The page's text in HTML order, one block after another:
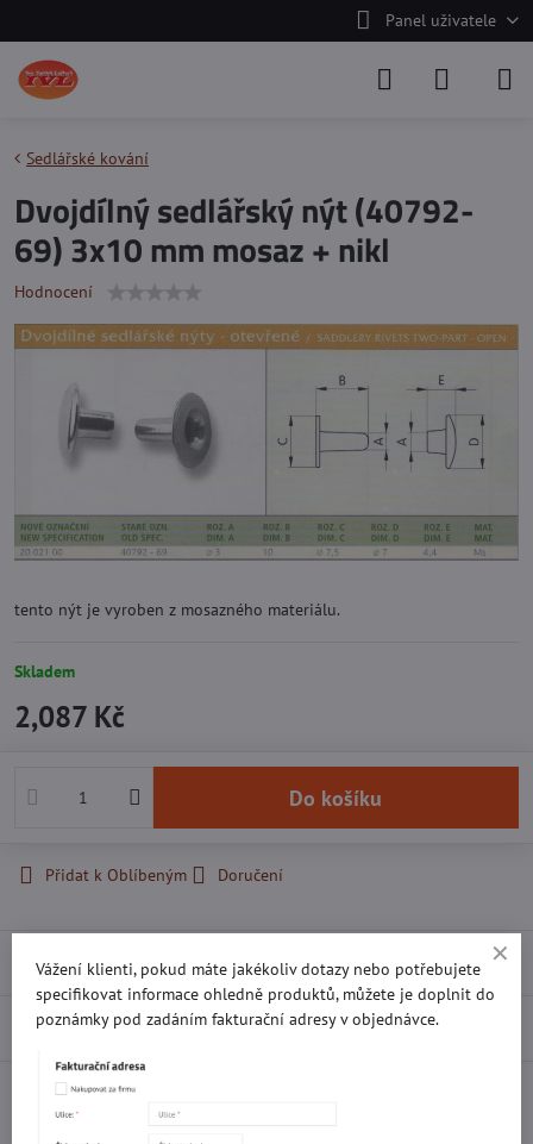
Panel uživatele
Sedlářské kování
Dvojdílný sedlářský nýt (40792-
69) 3x10 mm mosaz + nikl
Hodnocení
tento nýt je vyroben z mosazného materiálu.
Skladem
2,087 Kč
Do košíku
Přidat k Oblíbeným Doručení
Recenze 0
Diskuse 0
Twitter
Vážení klienti, pokud máte jakékoliv dotazy nebo potřebujete
specifikovat informace ohledně produktů, můžete je doplnit do
poznámky pod zadáním fakturační adresy v objednávce.